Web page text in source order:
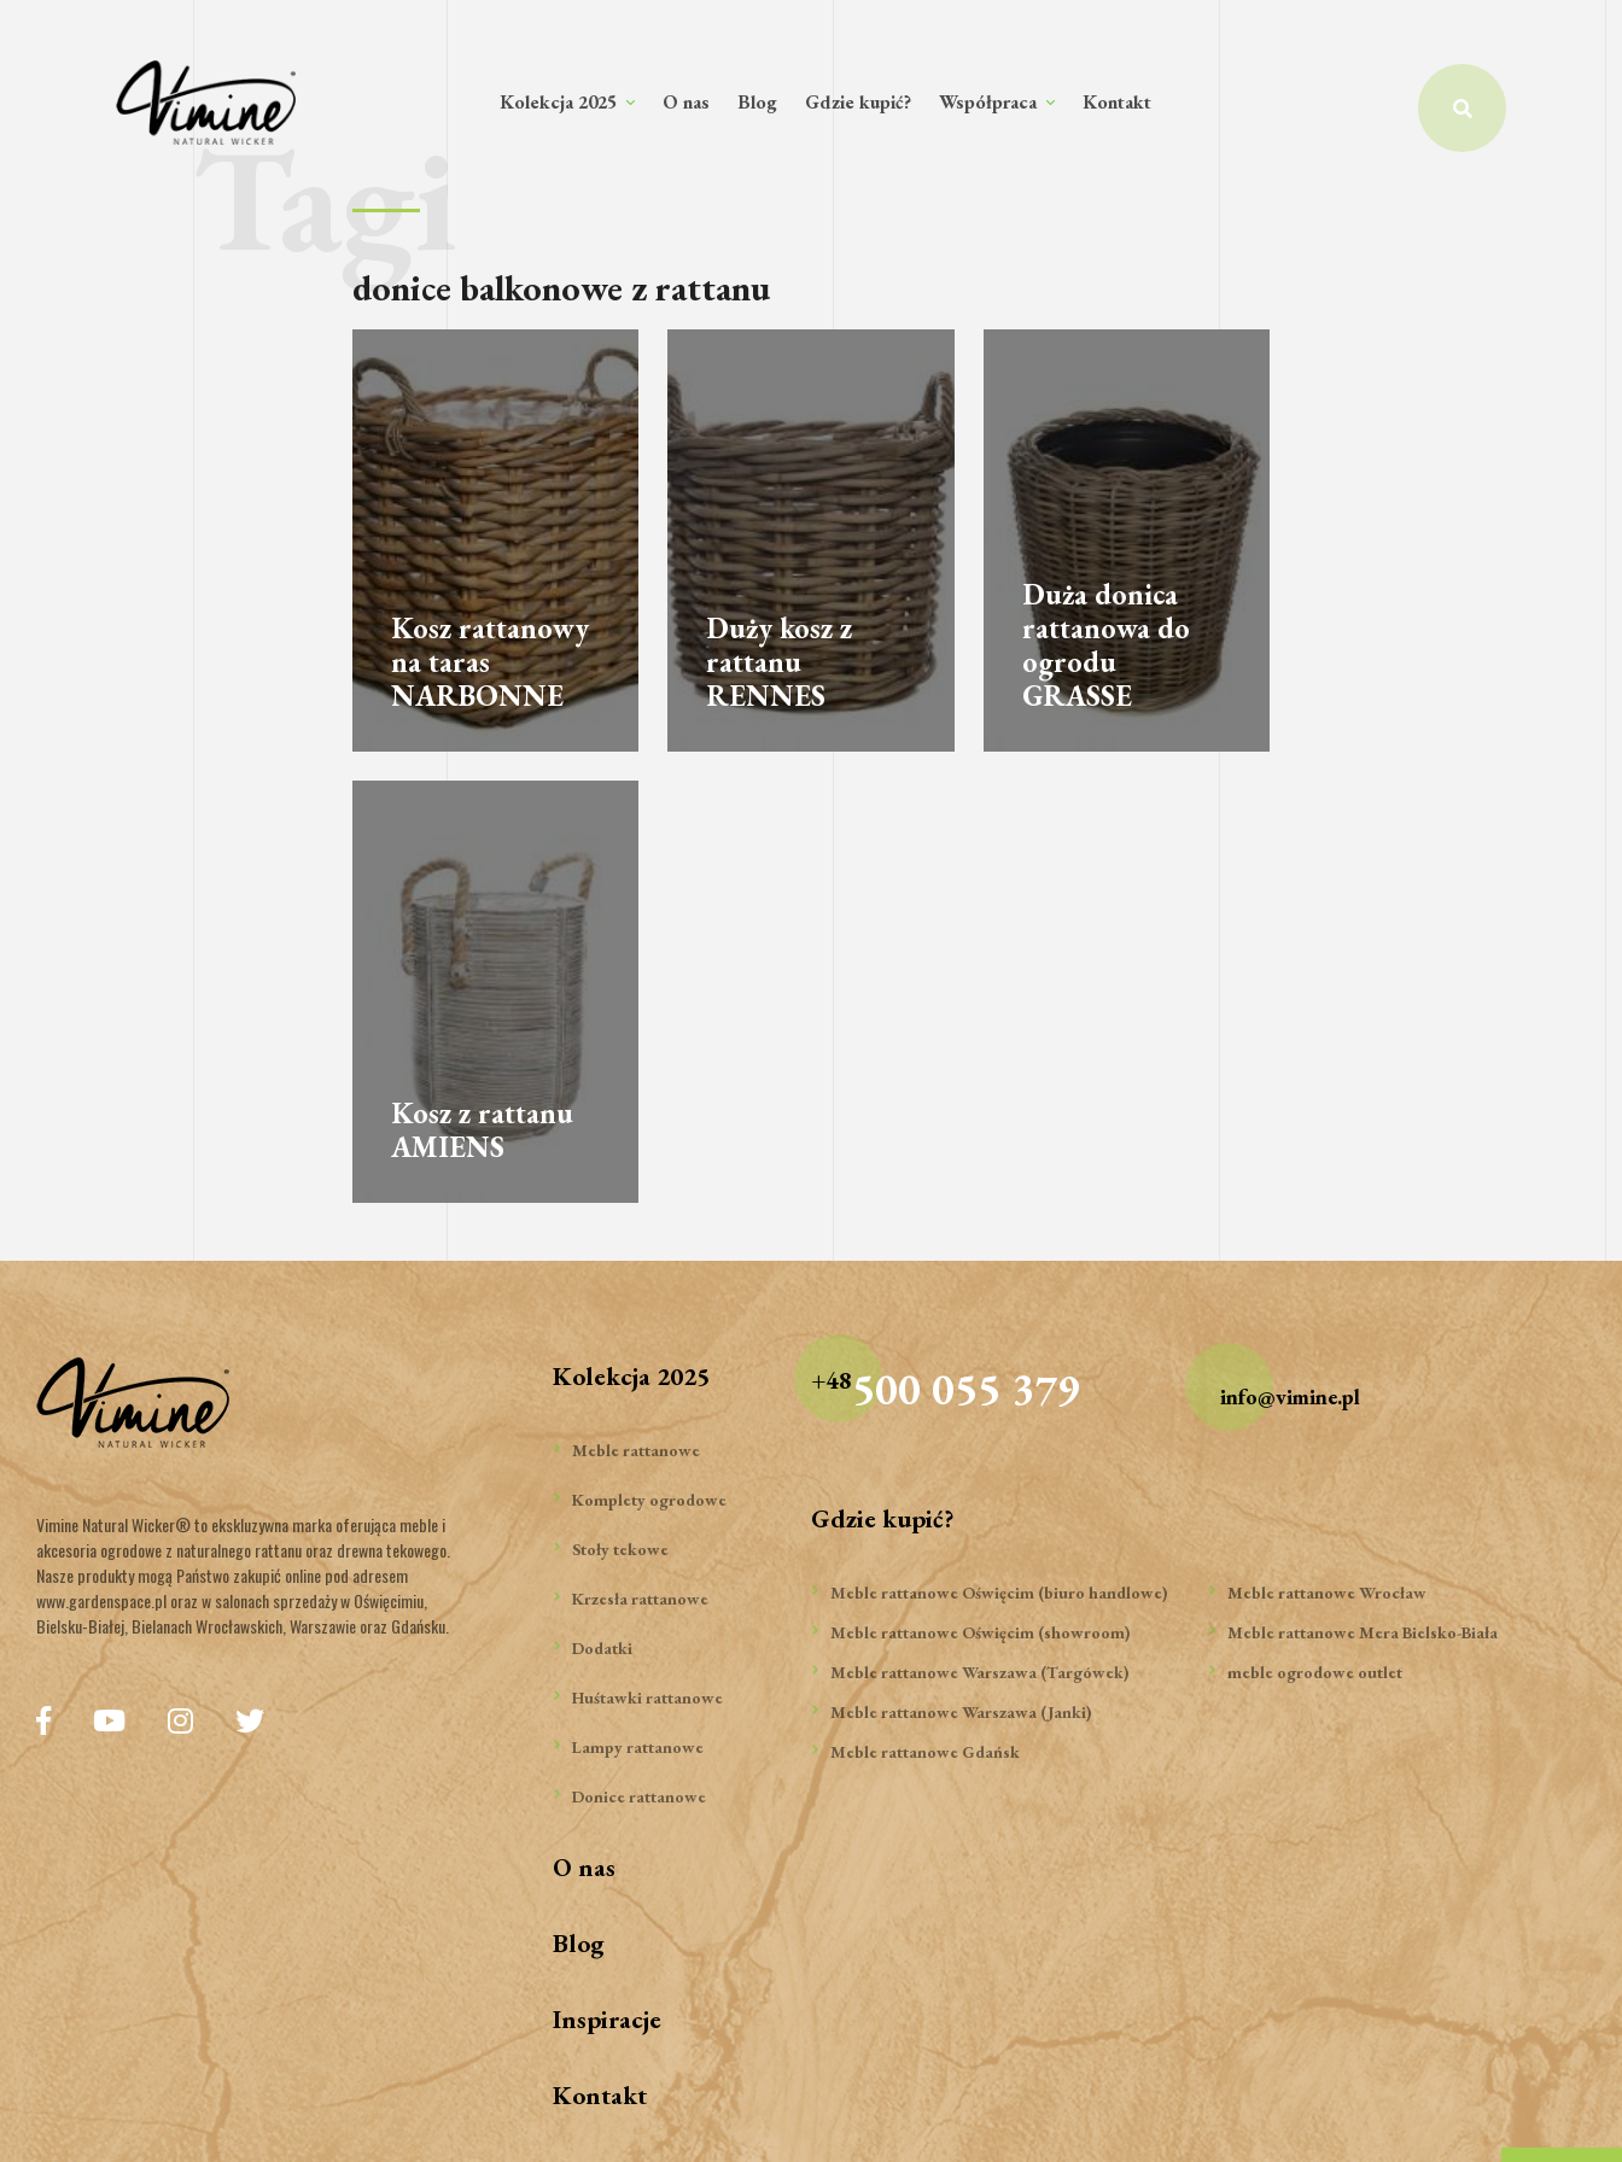
Kolekcja 2025 O nas Blog Gdzie kupić? Współpraca Kontakt
donice balkonowe z rattanu
Kosz rattanowy
na taras
NARBONNE
Duży kosz z
rattanu
RENNES
Duża donica
rattanowa do
ogrodu
GRASSE
Kosz z rattanu
AMIENS
Vimine Natural Wicker® to ekskluzywna marka oferująca meble i
akcesoria ogrodowe z naturalnego rattanu oraz drewna tekowego.
Nasze produkty mogą Państwo zakupić online pod adresem
www.gardenspace.pl oraz w salonach sprzedaży w Oświęcimiu,
Bielsku-Białej, Bielanach Wrocławskich, Warszawie oraz Gdańsku.
Kolekcja 2025
Meble rattanowe
Komplety ogrodowe
Stoły tekowe
Krzesła rattanowe
Dodatki
Huśtawki rattanowe
Lampy rattanowe
Donice rattanowe
O nas
Blog
Inspiracje
Kontakt
+48500 055 379 info@vimine.pl
Gdzie kupić?
Meble rattanowe Oświęcim (biuro handlowe)
Meble rattanowe Oświęcim (showroom)
Meble rattanowe Warszawa (Targówek)
Meble rattanowe Warszawa (Janki)
Meble rattanowe Gdańsk
Meble rattanowe Wrocław
Meble rattanowe Mera Bielsko-Biała
meble ogrodowe outlet